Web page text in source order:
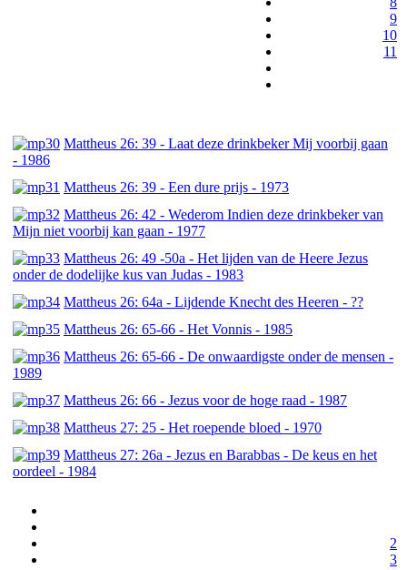
9
10
11
Mattheus 26: 39 - Laat deze drinkbeker Mij voorbij gaan
- 1986
Mattheus 26: 39 - Een dure prijs - 1973
Mattheus 26: 42 - Wederom Indien deze drinkbeker van
Mijn niet voorbij kan gaan - 1977
Mattheus 26: 49 -50a - Het lijden van de Heere Jezus
onder de dodelijke kus van Judas - 1983
Mattheus 26: 64a - Lijdende Knecht des Heeren - ??
Mattheus 26: 65-66 - Het Vonnis - 1985
Mattheus 26: 65-66 - De onwaardigste onder de mensen -
1989
Mattheus 26: 66 - Jezus voor de hoge raad - 1987
Mattheus 27: 25 - Het roepende bloed - 1970
Mattheus 27: 26a - Jezus en Barabbas - De keus en het
oordeel - 1984
2
3